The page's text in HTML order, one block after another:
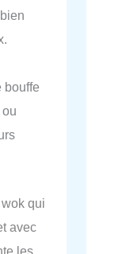
bouffe
qui
avec
les